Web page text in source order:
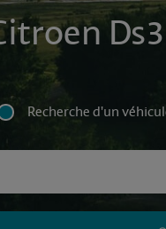
Recherche d'un